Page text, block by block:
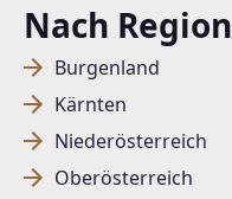
Nach Region
Burgenland
Kärnten
Niederösterreich
Oberösterreich